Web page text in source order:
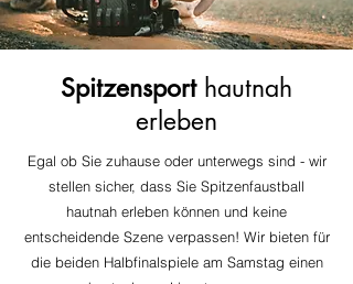
Spitzensport hautnah
erleben
Egal ob Sie zuhause oder unterwegs sind - wir
stellen sicher, dass Sie Spitzenfaustball
hautnah erleben können und keine
entscheidende Szene verpassen! Wir bieten für
die beiden Halbfinalspiele am Samstag einen